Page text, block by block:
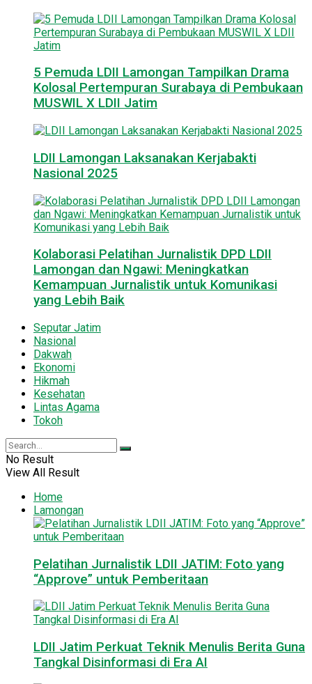
5 Pemuda LDII Lamongan Tampilkan Drama
Kolosal Pertempuran Surabaya di Pembukaan
MUSWIL X LDII Jatim
LDII Lamongan Laksanakan Kerjabakti
Nasional 2025
Kolaborasi Pelatihan Jurnalistik DPD LDII
Lamongan dan Ngawi: Meningkatkan
Kemampuan Jurnalistik untuk Komunikasi
yang Lebih Baik
Seputar Jatim
Nasional
Dakwah
Ekonomi
Hikmah
Kesehatan
Lintas Agama
Tokoh
No Result
View All Result
Home
Lamongan
Pelatihan Jurnalistik LDII JATIM: Foto yang
“Approve” untuk Pemberitaan
LDII Jatim Perkuat Teknik Menulis Berita Guna
Tangkal Disinformasi di Era AI